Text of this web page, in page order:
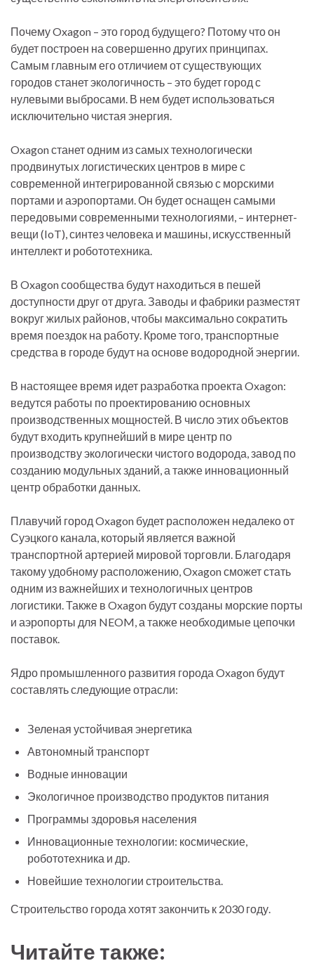
Почему Oxagon – это город будущего? Потому что он
будет построен на совершенно других принципах.
Самым главным его отличием от существующих
городов станет экологичность – это будет город с
нулевыми выбросами. В нем будет использоваться
исключительно чистая энергия.
Oxagon станет одним из самых технологически
продвинутых логистических центров в мире с
современной интегрированной связью с морскими
портами и аэропортами. Он будет оснащен самыми
передовыми современными технологиями, – интернет-
вещи (IoT), синтез человека и машины, искусственный
интеллект и робототехника.
В Oxagon сообщества будут находиться в пешей
доступности друг от друга. Заводы и фабрики разместят
вокруг жилых районов, чтобы максимально сократить
время поездок на работу. Кроме того, транспортные
средства в городе будут на основе водородной энергии.
В настоящее время идет разработка проекта Oxagon:
ведутся работы по проектированию основных
производственных мощностей. В число этих объектов
будут входить крупнейший в мире центр по
производству экологически чистого водорода, завод по
созданию модульных зданий, а также инновационный
центр обработки данных.
Плавучий город Oxagon будет расположен недалеко от
Суэцкого канала, который является важной
транспортной артерией мировой торговли. Благодаря
такому удобному расположению, Oxagon сможет стать
одним из важнейших и технологичных центров
логистики. Также в Oxagon будут созданы морские порты
и аэропорты для NEOM, а также необходимые цепочки
поставок.
Ядро ​​промышленного развития города Oxagon будут
составлять следующие отрасли:
Зеленая устойчивая энергетика
Автономный транспорт
Водные инновации
Экологичное производство продуктов питания
Программы здоровья населения
Инновационные технологии: космические,
робототехника и др.
Новейшие технологии строительства.
Строительство города хотят закончить к 2030 году.
Читайте также: